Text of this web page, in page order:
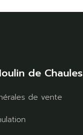
de Chaules
de vente